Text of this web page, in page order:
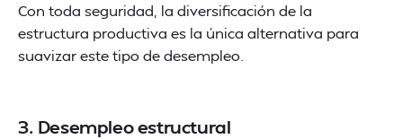
Con toda seguridad, la diversificación de la
estructura productiva es la única alternativa para
suavizar este tipo de desempleo.
3. Desempleo estructural